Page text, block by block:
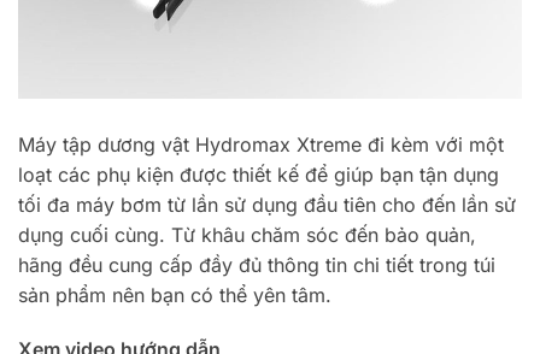
Máy tập dương vật Hydromax Xtreme đi kèm với một
loạt các phụ kiện được thiết kế để giúp bạn tận dụng
tối đa máy bơm từ lần sử dụng đầu tiên cho đến lần sử
dụng cuối cùng. Từ khâu chăm sóc đến bảo quản,
hãng đều cung cấp đầy đủ thông tin chi tiết trong túi
sản phẩm nên bạn có thể yên tâm.
Xem video hướng dẫn